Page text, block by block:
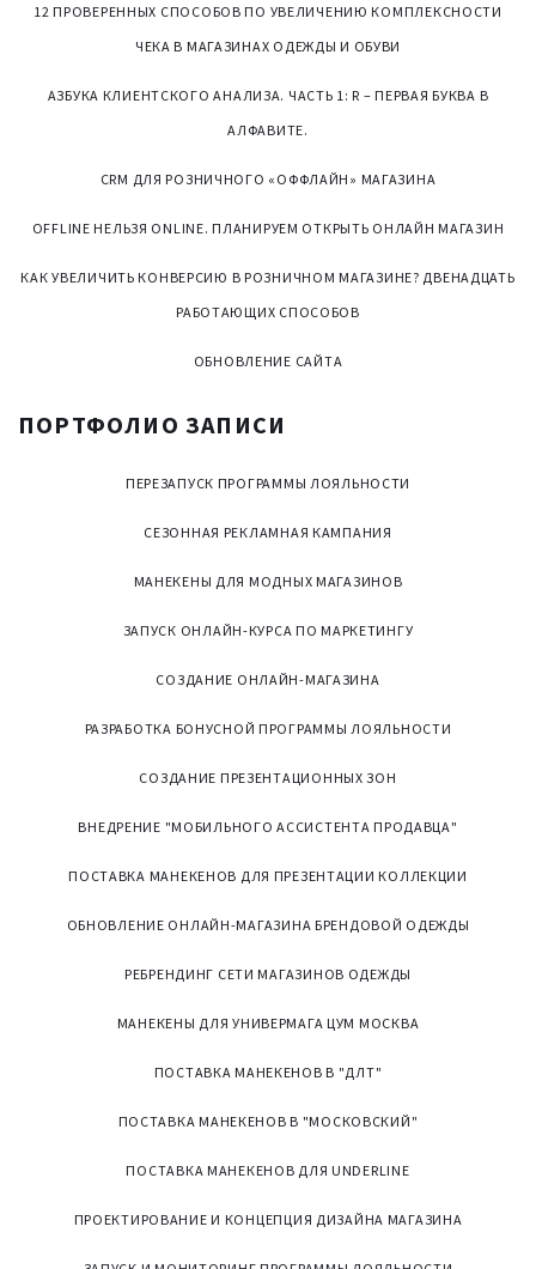
12 ПРОВЕРЕННЫХ СПОСОБОВ ПО УВЕЛИЧЕНИЮ КОМПЛЕКСНОСТИ
ЧЕКА В МАГАЗИНАХ ОДЕЖДЫ И ОБУВИ
АЗБУКА КЛИЕНТСКОГО АНАЛИЗА. ЧАСТЬ 1: R – ПЕРВАЯ БУКВА В
АЛФАВИТЕ.
CRM ДЛЯ РОЗНИЧНОГО «ОФФЛАЙН» МАГАЗИНА
OFFLINE НЕЛЬЗЯ ONLINE. ПЛАНИРУЕМ ОТКРЫТЬ ОНЛАЙН МАГАЗИН
КАК УВЕЛИЧИТЬ КОНВЕРСИЮ В РОЗНИЧНОМ МАГАЗИНЕ? ДВЕНАДЦАТЬ
РАБОТАЮЩИХ СПОСОБОВ
ОБНОВЛЕНИЕ САЙТА
ПОРТФОЛИО ЗАПИСИ
ПЕРЕЗАПУСК ПРОГРАММЫ ЛОЯЛЬНОСТИ
СЕЗОННАЯ РЕКЛАМНАЯ КАМПАНИЯ
МАНЕКЕНЫ ДЛЯ МОДНЫХ МАГАЗИНОВ
ЗАПУСК ОНЛАЙН-КУРСА ПО МАРКЕТИНГУ
СОЗДАНИЕ ОНЛАЙН-МАГАЗИНА
РАЗРАБОТКА БОНУСНОЙ ПРОГРАММЫ ЛОЯЛЬНОСТИ
СОЗДАНИЕ ПРЕЗЕНТАЦИОННЫХ ЗОН
ВНЕДРЕНИЕ "МОБИЛЬНОГО АССИСТЕНТА ПРОДАВЦА"
ПОСТАВКА МАНЕКЕНОВ ДЛЯ ПРЕЗЕНТАЦИИ КОЛЛЕКЦИИ
ОБНОВЛЕНИЕ ОНЛАЙН-МАГАЗИНА БРЕНДОВОЙ ОДЕЖДЫ
РЕБРЕНДИНГ СЕТИ МАГАЗИНОВ ОДЕЖДЫ
МАНЕКЕНЫ ДЛЯ УНИВЕРМАГА ЦУМ МОСКВА
ПОСТАВКА МАНЕКЕНОВ В "ДЛТ"
ПОСТАВКА МАНЕКЕНОВ В "МОСКОВСКИЙ"
ПОСТАВКА МАНЕКЕНОВ ДЛЯ UNDERLINE
ПРОЕКТИРОВАНИЕ И КОНЦЕПЦИЯ ДИЗАЙНА МАГАЗИНА